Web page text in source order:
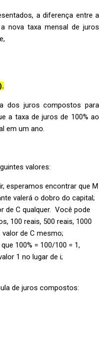
a diferença entre a
nova taxa mensal de juros
dos juros compostos para
a taxa de juros de 100% ao
em um ano.
valores:
esperamos encontrar que M
valerá o dobro do capital;
de C qualquer. Você pode
100 reais, 500 reais, 1000
de C mesmo;
100% = 100/100 = 1,
1 no lugar de i;
de juros compostos: